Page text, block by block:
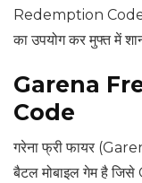
Redemption Codes
का उपयोग कर मुफ्त में
Garena
Code
गरेना फ्री फायर
बैटल मोबाइल गेम है